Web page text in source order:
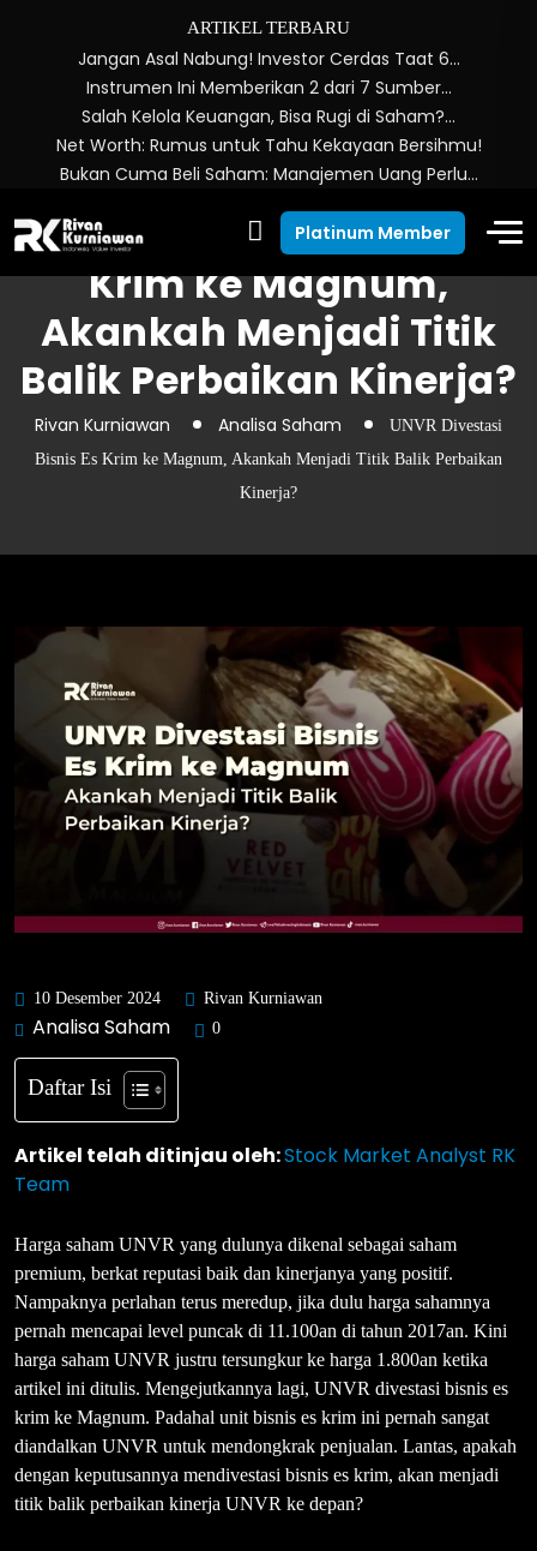
ARTIKEL TERBARU
Jangan Asal Nabung! Investor Cerdas Taat 6…
Instrumen Ini Memberikan 2 dari 7 Sumber…
Salah Kelola Keuangan, Bisa Rugi di Saham?…
Net Worth: Rumus untuk Tahu Kekayaan Bersihmu!
Bukan Cuma Beli Saham: Manajemen Uang Perlu…
Platinum Member
UNVR Divestasi Bisnis Es
Krim ke Magnum,
Akankah Menjadi Titik
Balik Perbaikan Kinerja?
Rivan Kurniawan Analisa Saham
UNVR Divestasi
Bisnis Es Krim ke Magnum, Akankah Menjadi Titik Balik Perbaikan
Kinerja?
10 Desember 2024 Rivan Kurniawan
Analisa Saham 0
Daftar Isi
Artikel telah ditinjau oleh:Stock Market Analyst RK
Team
Harga saham UNVR yang dulunya dikenal sebagai saham
premium, berkat reputasi baik dan kinerjanya yang positif.
Nampaknya perlahan terus meredup, jika dulu harga sahamnya
pernah mencapai level puncak di 11.100an di tahun 2017an. Kini
harga saham UNVR justru tersungkur ke harga 1.800an ketika
artikel ini ditulis. Mengejutkannya lagi, UNVR divestasi bisnis es
krim ke Magnum. Padahal unit bisnis es krim ini pernah sangat
diandalkan UNVR untuk mendongkrak penjualan. Lantas, apakah
dengan keputusannya mendivestasi bisnis es krim, akan menjadi
titik balik perbaikan kinerja UNVR ke depan?